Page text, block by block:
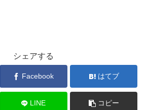
シェアする
Facebook はてブ
LINE コピー